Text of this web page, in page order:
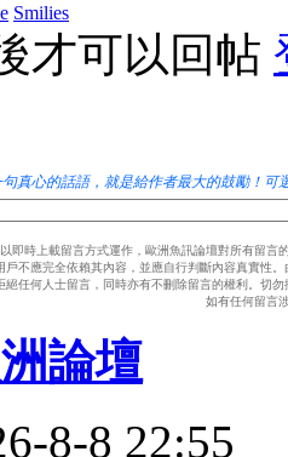
Smilies
才可以回帖
真心的話語，就是給作者最大的鼓勵！可
即時上載留言方式運作，歐洲魚訊論壇對所有留
戶不應完全依賴其內容，並應自行判斷內容真實性
絕任何人士留言，同時亦有不刪除留言的權利。切
如有任何留言
論壇
8-8 22:55